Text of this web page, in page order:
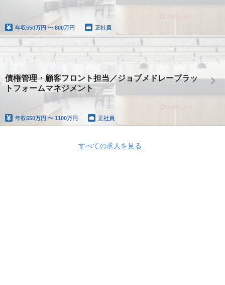
年収550万円 〜 800万円 正社員
債権管理・顧客フロント担当／ジョブメドレープラッ
トフォームマネジメント
年収550万円 〜 1100万円 正社員
すべての求人を見る